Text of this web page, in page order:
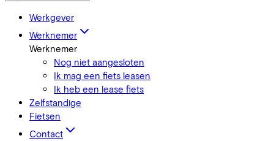
Werkgever
Werknemer
Werknemer
Nog niet aangesloten
Ik mag een fiets leasen
Ik heb een lease fiets
Zelfstandige
Fietsen
Contact